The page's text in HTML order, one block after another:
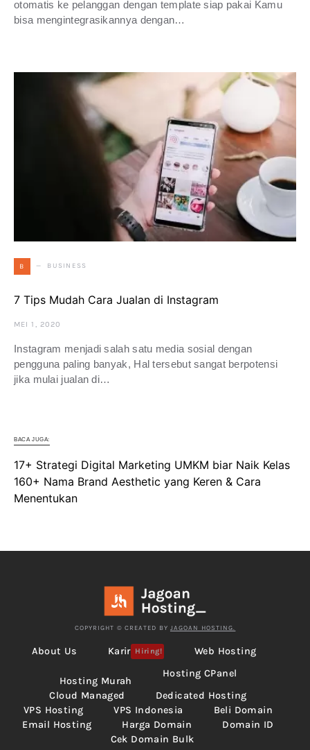
otomatis ke pelanggan dengan template siap pakai Kamu
bisa mengintegrasikannya dengan…
B BUSINESS
7 Tips Mudah Cara Jualan di Instagram
MEI 1, 2020
Instagram menjadi salah satu media sosial dengan
pengguna paling banyak, Hal tersebut sangat berpotensi
jika mulai jualan di…
BACA JUGA:
17+ Strategi Digital Marketing UMKM biar Naik Kelas
160+ Nama Brand Aesthetic yang Keren & Cara
Menentukan
COPYRIGHT © CREATED BY JAGOAN HOSTING.
About Us Karir Hiring! Web Hosting
Hosting Murah
Hosting CPanel
Cloud Managed
Dedicated Hosting
VPS Hosting
VPS Indonesia
Beli Domain
Email Hosting
Harga Domain
Domain ID
Cek Domain Bulk